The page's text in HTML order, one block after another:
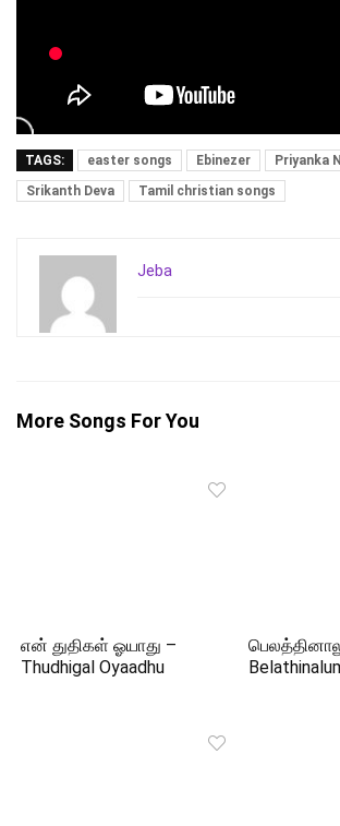
TAGS: easter songs Ebinezer
Priyanka
Srikanth Deva
Tamil christian songs
Jeba
More Songs For You
என் துதிகள் ஓயாது –
Thudhigal Oyaadhu